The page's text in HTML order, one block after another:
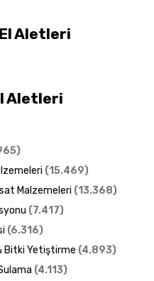
Aletleri
Aletleri
)
(15.469)
Malzemeleri (13.368)
(7.417)
(6.316)
Bitki Yetiştirme (4.893)
(4.113)